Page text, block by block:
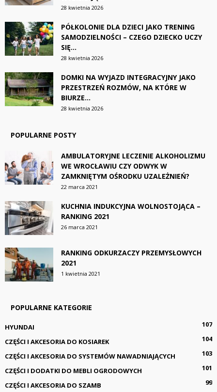
28 kwietnia 2026
PÓŁKOLONIE DLA DZIECI JAKO TRENING
SAMODZIELNOŚCI – CZEGO DZIECKO UCZY
SIĘ...
28 kwietnia 2026
DOMKI NA WYJAZD INTEGRACYJNY JAKO
PRZESTRZEŃ ROZMÓW, NA KTÓRE W
BIURZE...
28 kwietnia 2026
POPULARNE POSTY
AMBULATORYJNE LECZENIE ALKOHOLIZMU
WE WROCŁAWIU CZY ODWYK W
ZAMKNIĘTYM OŚRODKU UZALEŻNIEŃ?
22 marca 2021
KUCHNIA INDUKCYJNA WOLNOSTOJĄCA –
RANKING 2021
26 marca 2021
RANKING ODKURZACZY PRZEMYSŁOWYCH
2021
1 kwietnia 2021
POPULARNE KATEGORIE
HYUNDAI
107
CZĘŚCI I AKCESORIA DO KOSIAREK
104
CZĘŚCI I AKCESORIA DO SYSTEMÓW NAWADNIAJĄCYCH
103
CZĘŚCI I DODATKI DO MEBLI OGRODOWYCH
101
CZĘŚCI I AKCESORIA DO SZAMB
99